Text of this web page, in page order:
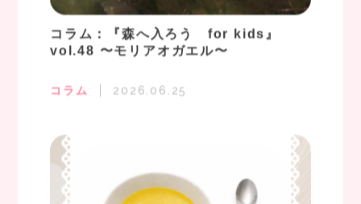
コラム：『森へ入ろう for kids』
vol.48 〜モリアオガエル〜
コラム 2026.06.25